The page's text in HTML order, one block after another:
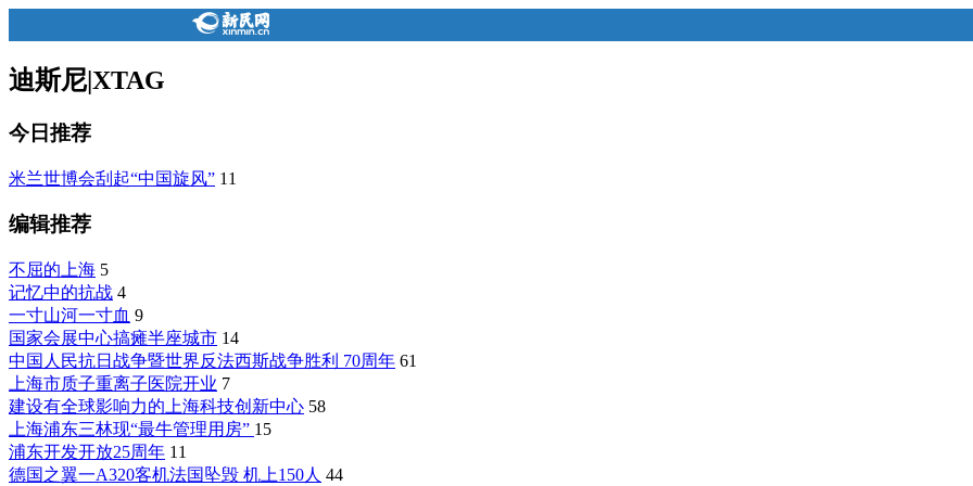
迪斯尼|XTAG
今日推荐
米兰世博会刮起“中国旋风” 11
编辑推荐
不屈的上海 5
记忆中的抗战 4
一寸山河一寸血 9
国家会展中心搞瘫半座城市 14
中国人民抗日战争暨世界反法西斯战争胜利 70周年 61
上海市质子重离子医院开业 7
建设有全球影响力的上海科技创新中心 58
上海浦东三林现“最牛管理用房” 15
浦东开发开放25周年 11
德国之翼一A320客机法国坠毁 机上150人 44